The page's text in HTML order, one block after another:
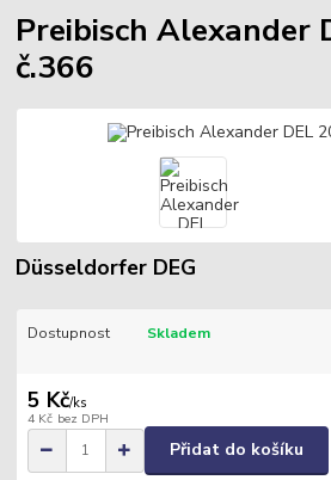
Preibisch Alexander
č.366
Düsseldorfer DEG
Dostupnost Skladem
5 Kč/ks
4 Kč bez DPH
Přidat do košíku